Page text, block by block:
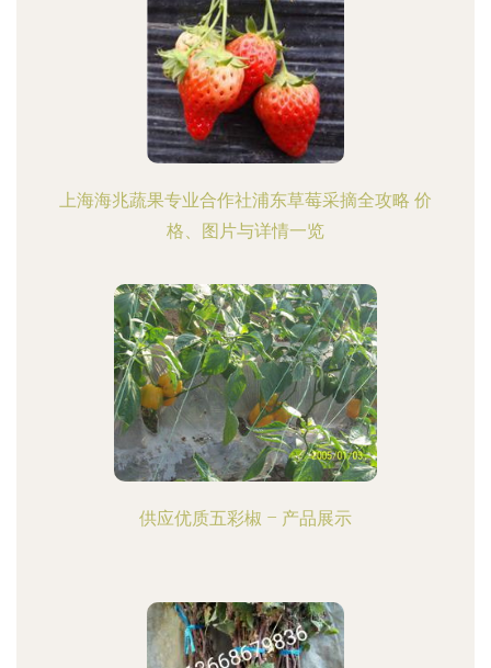
上海海兆蔬果专业合作社浦东草莓采摘全攻略 价
格、图片与详情一览
供应优质五彩椒 – 产品展示